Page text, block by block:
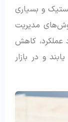
و بسیاری
مدیریت
عملکرد، کاهش
و در بازار